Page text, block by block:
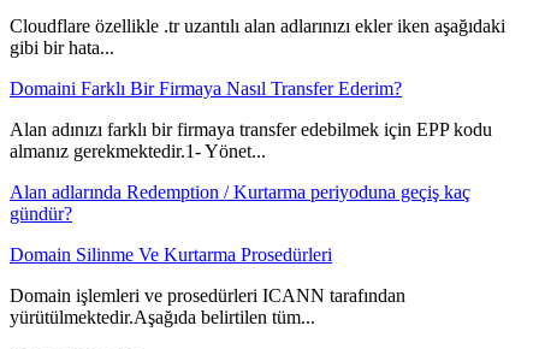
Cloudflare özellikle .tr uzantılı alan adlarınızı ekler iken aşağıdaki
gibi bir hata...
Domaini Farklı Bir Firmaya Nasıl Transfer Ederim?
Alan adınızı farklı bir firmaya transfer edebilmek için EPP kodu
almanız gerekmektedir.1- Yönet...
Alan adlarında Redemption / Kurtarma periyoduna geçiş kaç
gündür?
Domain Silinme Ve Kurtarma Prosedürleri
Domain işlemleri ve prosedürleri ICANN tarafından
yürütülmektedir.Aşağıda belirtilen tüm...